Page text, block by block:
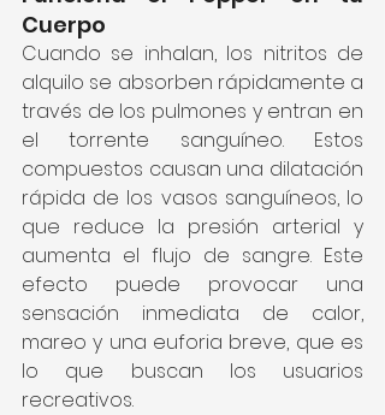
Cuerpo
Cuando se inhalan, los nitritos de
alquilo se absorben rápidamente a
través de los pulmones y entran en
el torrente sanguíneo. Estos
compuestos causan una dilatación
rápida de los vasos sanguíneos, lo
que reduce la presión arterial y
aumenta el flujo de sangre. Este
efecto puede provocar una
sensación inmediata de calor,
mareo y una euforia breve, que es
lo que buscan los usuarios
recreativos.